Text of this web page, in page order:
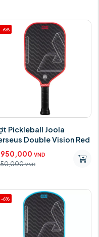
-6%
Pickleball Joola
Double Vision Red
VND
VND
-6%